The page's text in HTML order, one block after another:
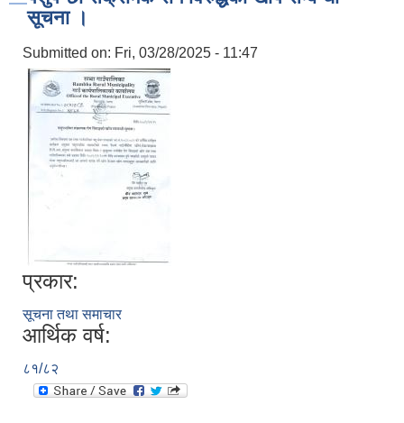
सूचना ।
Submitted on: Fri, 03/28/2025 - 11:47
प्रकार:
सूचना तथा समाचार
आर्थिक वर्ष:
८१/८२